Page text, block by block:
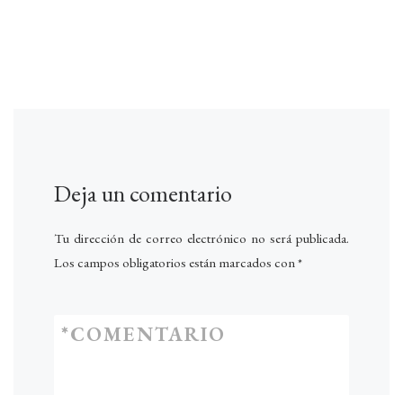
Deja un comentario
Tu dirección de correo electrónico no será publicada.
Los campos obligatorios están marcados con*
COMENTARIO
*